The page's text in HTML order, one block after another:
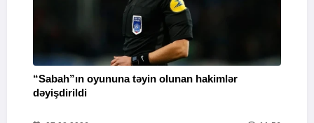
“Sabah”ın oyununa təyin olunan hakimlər
dəyişdirildi